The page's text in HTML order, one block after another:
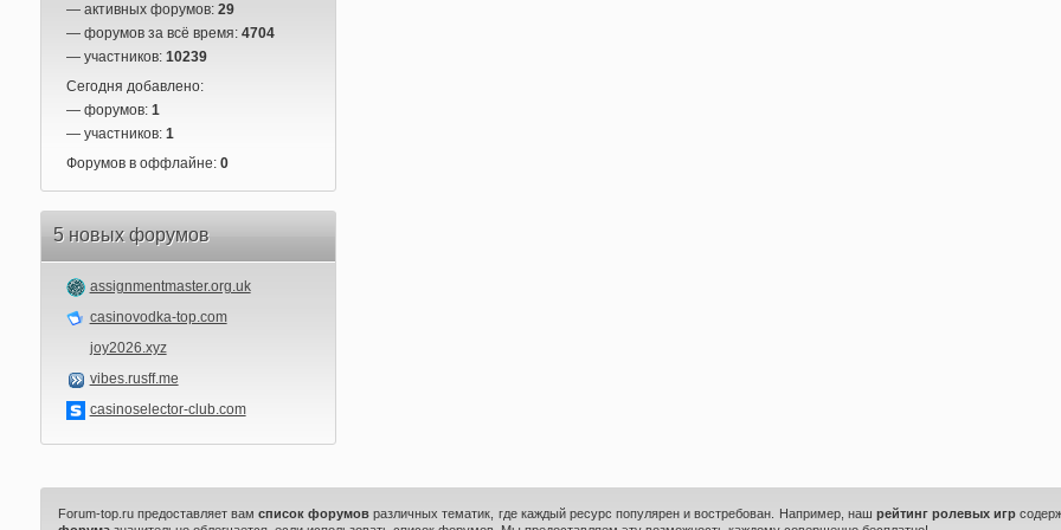
— активных форумов: 29
— форумов за всё время: 4704
— участников: 10239
Сегодня добавлено:
— форумов: 1
— участников: 1
Форумов в оффлайне: 0
5 новых форумов
assignmentmaster.org.uk
casinovodka-top.com
joy2026.xyz
vibes.rusff.me
casinoselector-club.com
Forum-top.ru предоставляет вамсписок форумов различных тематик, где каждый ресурс популярен и востребован. Например, наш рейтинг ролевых игр